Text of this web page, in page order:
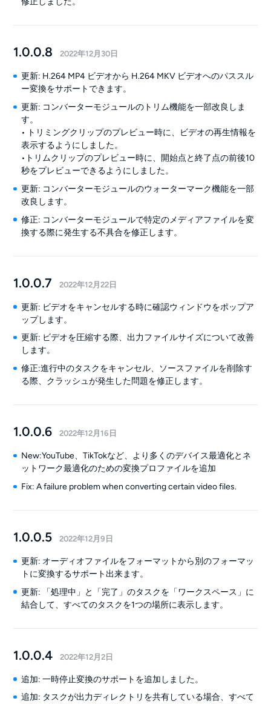
1.0.0.8 2022年12月30日
更新: H.264 MP4 ビデオから H.264 MKV ビデオへのパススル
ー変換をサポートできます。
更新: コンバーターモジュールのトリム機能を一部改良しま
す。
• トリミングクリップのプレビュー時に、ビデオの再生情報を
表示するようにしました。
•トリムクリップのプレビュー時に、開始点と終了点の前後10
秒をプレビューできるようにしました。
更新: コンバーターモジュールのウォーターマーク機能を一部
改良します。
修正: コンバーターモジュールで特定のメディアファイルを変
換する際に発生する不具合を修正します。
1.0.0.7 2022年12月22日
更新: ビデオをキャンセルする時に確認ウィンドウをポップア
ップします。
更新: ビデオを圧縮する際、出力ファイルサイズについて改善
します。
修正:進行中のタスクをキャンセル、ソースファイルを削除す
る際、クラッシュが発生した問題を修正します。
1.0.0.6 2022年12月16日
New:YouTube、TikTokなど、より多くのデバイス最適化とネ
ットワーク最適化のための変換プロファイルを追加
Fix: A failure problem when converting certain video files.
1.0.0.5 2022年12月9日
更新: オーディオファイルをフォーマットから別のフォーマッ
トに変換するサポート出来ます。
更新: 「処理中」と「完了」のタスクを「ワークスペース」に
結合して、すべてのタスクを1つの場所に表示します。
1.0.0.4 2022年12月2日
追加: 一時停止変換のサポートを追加しました。
追加: タスクが出力ディレクトリを共有している場合、すべて